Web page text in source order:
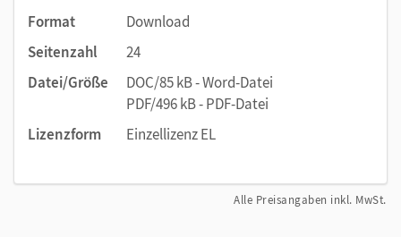
Format
Download
Seitenzahl
24
Datei/Größe
DOC/85 kB - Word-Datei
PDF/496 kB - PDF-Datei
Lizenzform
Einzellizenz EL
Alle Preisangaben inkl. MwSt.